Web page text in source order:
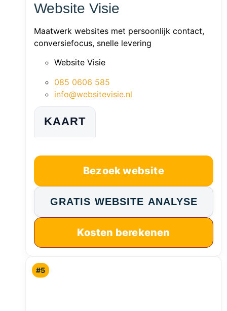
Website Visie
Maatwerk websites met persoonlijk contact,
conversiefocus, snelle levering
Website Visie
085 0606 585
info@websitevisie.nl
KAART
Bezoek website
GRATIS WEBSITE ANALYSE
Kosten berekenen
#5